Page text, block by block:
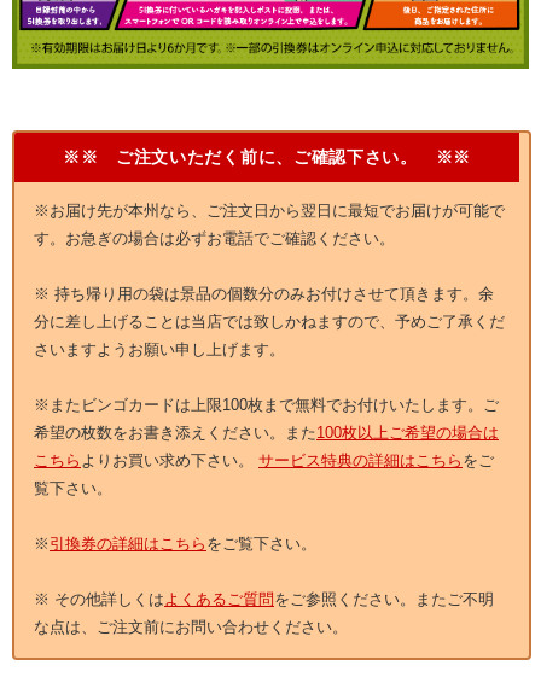
※※ ご注文いただく前に、ご確認下さい。 ※※
※お届け先が本州なら、ご注文日から翌日に最短でお届けが可能で
す。お急ぎの場合は必ずお電話でご確認ください。
※ 持ち帰り用の袋は景品の個数分のみお付けさせて頂きます。余
分に差し上げることは当店では致しかねますので、予めご了承くだ
さいますようお願い申し上げます。
※またビンゴカードは上限100枚まで無料でお付けいたします。ご
希望の枚数をお書き添えください。また100枚以上ご希望の場合は
こちら よりお買い求め下さい。 サービス特典の詳細はこちら をご
覧下さい。
※ 引換券の詳細はこちら をご覧下さい。
※ その他詳しくは よくあるご質問をご参照ください。またご不明
な点は、ご注文前にお問い合わせください。